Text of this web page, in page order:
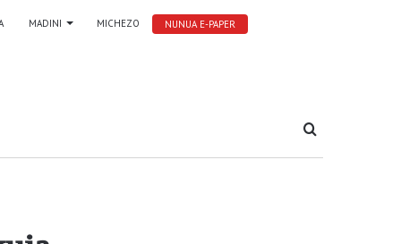
MADINI MICHEZO NUNUA E-PAPER
Tafuta